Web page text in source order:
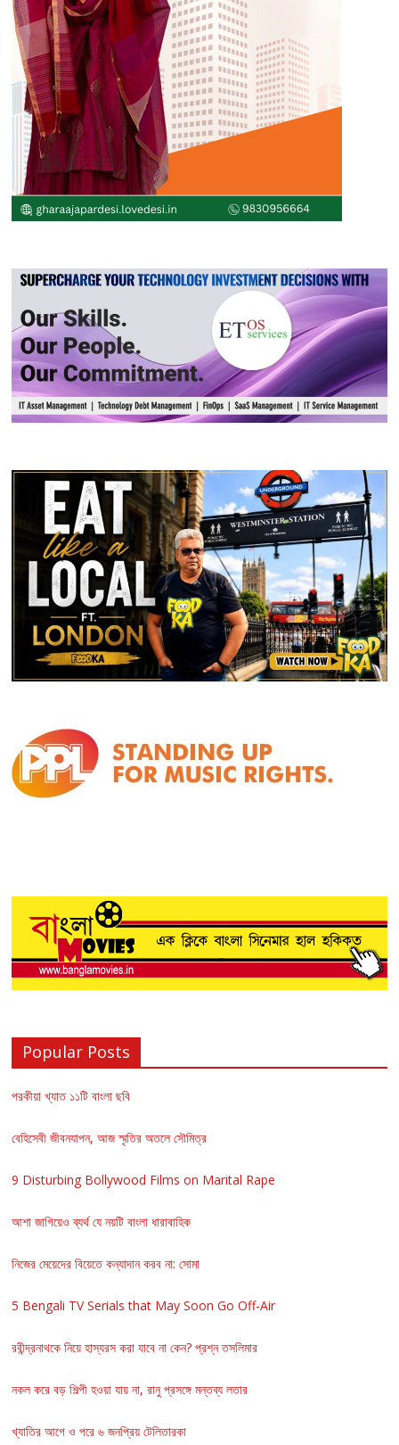
Popular Posts
পরকীয়া খ্যাত ১১টি বাংলা ছবি
বেহিসেবী জীবনযাপন, আজ স্মৃতির অতলে সৌমিত্র
9 Disturbing Bollywood Films on Marital Rape
আশা জাগিয়েও ব্যর্থ যে নয়টি বাংলা ধারাবাহিক
নিজের মেয়েদের বিয়েতে কন্যাদান করব না: সোমা
5 Bengali TV Serials that May Soon Go Off-Air
রবীন্দ্রনাথকে নিয়ে হাস্যরস করা যাবে না কেন? প্রশ্ন তসলিমার
নকল করে বড় শিল্পী হওয়া যায় না, রানু প্রসঙ্গে মন্তব্য লতার
খ্যাতির আগে ও পরে ৬ জনপ্রিয় টেলিতারকা